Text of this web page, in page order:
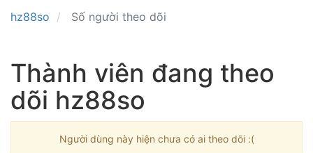
hz88so Số người theo dõi
Thành viên đang theo
dõi hz88so
Người dùng này hiện chưa có ai theo dõi :(